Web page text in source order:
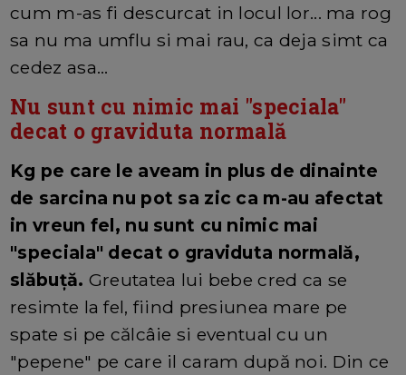
cum m-as fi descurcat in locul lor... ma rog
sa nu ma umflu si mai rau, ca deja simt ca
cedez asa...
Nu sunt cu nimic mai "speciala"
decat o graviduta normală
Kg pe care le aveam in plus de dinainte
de sarcina nu pot sa zic ca m-au afectat
in vreun fel, nu sunt cu nimic mai
"speciala" decat o graviduta normală,
slăbuță. Greutatea lui bebe cred ca se
resimte la fel, fiind presiunea mare pe
spate si pe călcâie si eventual cu un
"pepene" pe care il caram după noi. Din ce